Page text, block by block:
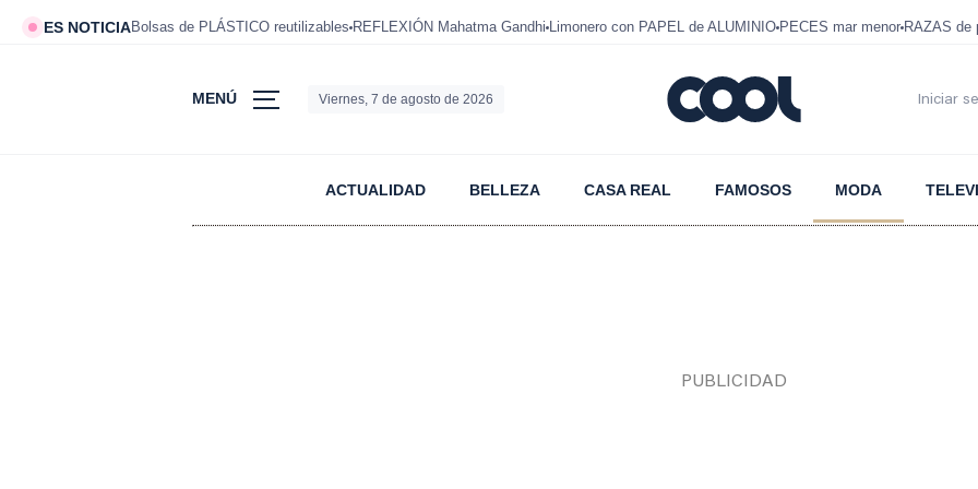
ES NOTICIABolsas de PLÁSTICO reutilizables REFLEXIÓN Mahatma Gandhi Limonero con PAPEL de ALUMINIO PECES mar menor RAZAS de
MENÚ Viernes, 7 de agosto de 2026 Iniciar
ACTUALIDAD BELLEZA CASA REAL FAMOSOS MODA